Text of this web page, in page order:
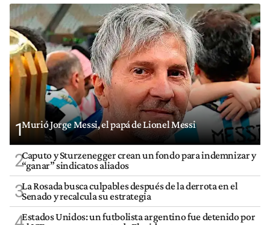
1Murió Jorge Messi, el papá de Lionel Messi
2Caputo y Sturzenegger crean un fondo para indemnizar y
“ganar” sindicatos aliados
3La Rosada busca culpables después de la derrota en el
Senado y recalcula su estrategia
Estados Unidos: un futbolista argentino fue detenido por